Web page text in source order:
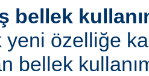
bellek
yeni özelliğe
bellek